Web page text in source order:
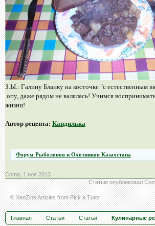
З.Ы.: Галину Бланку на косточке "с естественным
.опу, даже рядом не валялась! Учимся
жизни!
Автор рецепта: Кандилька
Форум Рыболовов и Охотников Казахстана
Coma, 1 ноя 2013
Статью опубликовал
© XenZineArticlesfromPick a Tutor
Главная Статьи Статьи Кулинарные